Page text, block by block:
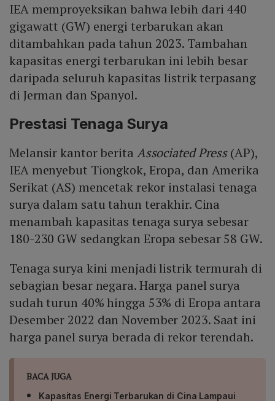
IEA memproyeksikan bahwa lebih dari 440
gigawatt (GW) energi terbarukan akan
ditambahkan pada tahun 2023. Tambahan
kapasitas energi terbarukan ini lebih besar
daripada seluruh kapasitas listrik terpasang
di Jerman dan Spanyol.
Prestasi Tenaga Surya
Melansir kantor berita Associated Press(AP),
IEA menyebut Tiongkok, Eropa, dan Amerika
Serikat (AS) mencetak rekor instalasi tenaga
surya dalam satu tahun terakhir. Cina
menambah kapasitas tenaga surya sebesar
180-230 GW sedangkan Eropa sebesar 58 GW.
Tenaga surya kini menjadi listrik termurah di
sebagian besar negara. Harga panel surya
sudah turun 40% hingga 53% di Eropa antara
Desember 2022 dan November 2023. Saat ini
harga panel surya berada di rekor terendah.
BACA JUGA
Kapasitas Energi Terbarukan di Cina Lampaui